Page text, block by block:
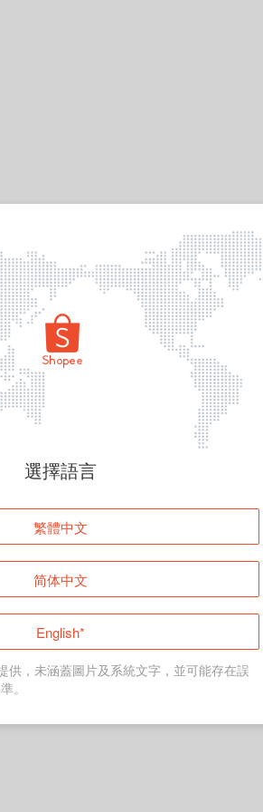
頁面無法顯示
登入
返回首頁
選擇語言
繁體中文
简体中文
English*
供，未涵蓋圖片及系統文字，並可能存在誤
。